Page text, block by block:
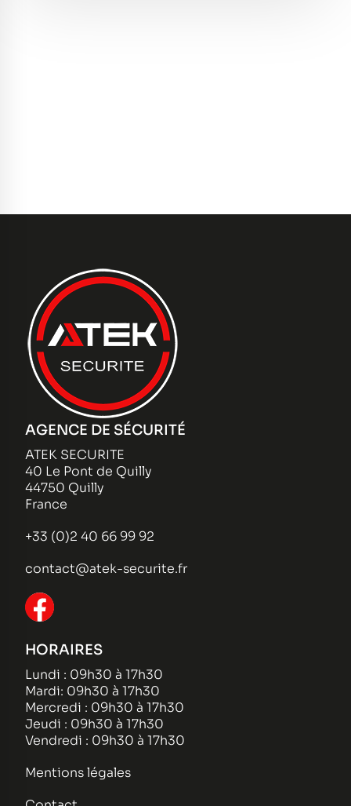
AGENCE DE SÉCURITÉ
ATEK SECURITE
40 Le Pont de Quilly
44750 Quilly
France
+33 (0)2 40 66 99 92
contact@atek-securite.fr
HORAIRES
Lundi : 09h30 à 17h30
Mardi: 09h30 à 17h30
Mercredi : 09h30 à 17h30
Jeudi : 09h30 à 17h30
Vendredi : 09h30 à 17h30
Mentions légales